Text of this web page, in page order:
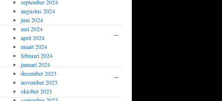
–
–
september 2024
augustus 2024
juni 2024
mei 2024
april 2024
maart 2024
februari 2024
januari 2024
december 2023
november 2023
oktober 2023